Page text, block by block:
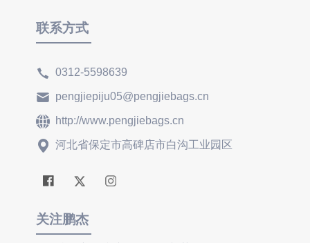
联系方式
0312-5598639
pengjiepiju05@pengjiebags.cn
http://www.pengjiebags.cn
河北省保定市高碑店市白沟工业园区
关注鹏杰